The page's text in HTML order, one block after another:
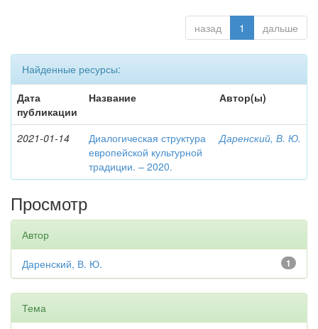
назад 1 дальше
Найденные ресурсы:
Дата
публикации
Название Автор(ы)
2021-01-14
Диалогическая структура
европейской культурной
традиции. – 2020.
Даренский, В. Ю.
Просмотр
Автор
1
Даренский, В. Ю.
Тема